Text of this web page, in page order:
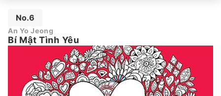
No.6
An Yo Jeong
Bí Mật Tình Yêu